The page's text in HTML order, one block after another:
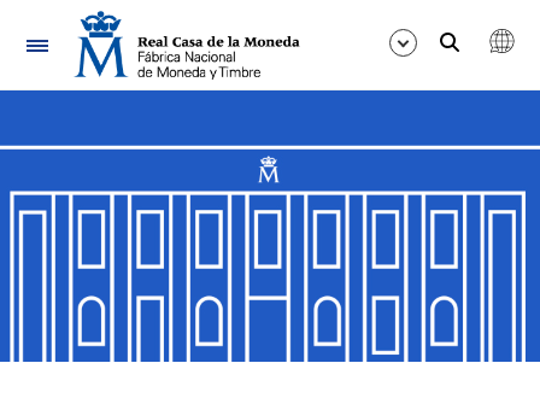
Navegación
Mostrar/Ocultar
Mostrar/Ocultar
Mostrar/Ocultar